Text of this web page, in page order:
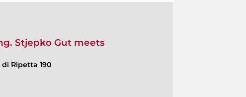
Stjepko Gut meets
Ripetta 190